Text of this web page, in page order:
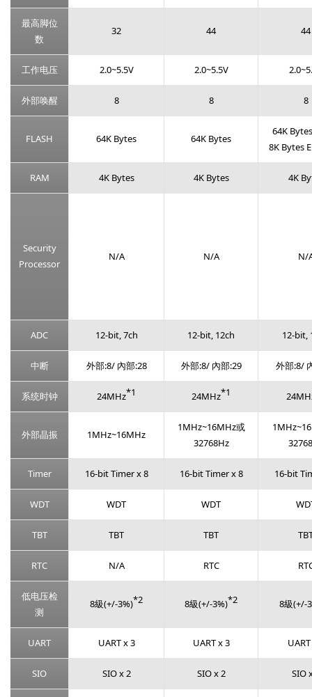
最高脚位
数
32 44 44
工作电压 2.0~5.5V 2.0~5.5V
外部唤醒 8 8 8
FLASH 64K Bytes 64K Bytes
64K
8K Bytes
RAM 4K Bytes 4K Bytes 4K
Security
Processor
N/A N/A N/
ADC 12-bit, 7ch 12-bit, 12ch 12-bit,
中断 外部:8/ 內部:28 外部:8/ 內部:29 外部:8/
系统时钟 24MHz*1 24MHz*1
外部晶振 1MHz~16MHz
1MHz~16MHz或
32768Hz
Timer 16-bit Timer x 8 16-bit Timer x 8 16-bit
WDT WDT WDT
TBT TBT TBT
RTC N/A RTC
低电压检
测
8級(+/-3%)*2 8級(+/-3%)*2 8級(+/-
UART UART x 3 UART x 3
SIO SIO x 2 SIO x 2 SIO